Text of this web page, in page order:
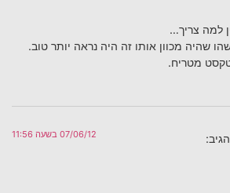
למה צריך…
שהיה מכוון אותו זה היה נראה יותר טוב.
מטריח.
הגיב: 07/06/12 בשעה 11:56